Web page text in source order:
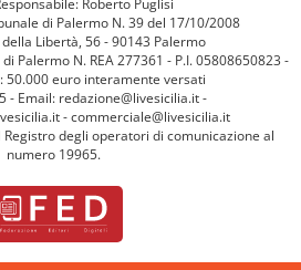
Roberto Puglisi
di Palermo N. 39 del 17/10/2008
Libertà, 56 - 90143 Palermo
Palermo N. REA 277361 - P.I. 05808650823 -
50.000 euro interamente versati
- Email: redazione@livesicilia.it -
- commerciale@livesicilia.it
degli operatori di comunicazione al
numero 19965.